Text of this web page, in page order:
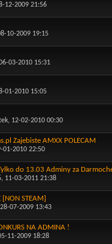
12-2009 21:56
10-2009 19:15
03-2010 15:31
01-2010 15:05
, 12-02-2010 00:30
Zajebiste AMXX POLECAM
01-2010 22:50
do 13.03 Adminy za
, 11-03-2011 21:38
[NON STEAM]
07-2009 13:43
NA ADMINA !
11-2009 18:28